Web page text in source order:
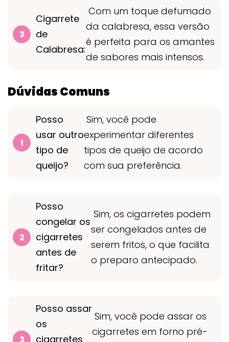
Cigarrete
de
Calabresa:
Com um toque defumado
da calabresa, essa versão
é perfeita para os amantes
de sabores mais intensos.
Dúvidas Comuns
Posso
usar outro
tipo de
queijo?
Sim, você pode
experimentar diferentes
tipos de queijo de acordo
com sua preferência.
Posso
congelar os
cigarretes
antes de
fritar?
Sim, os cigarretes podem
ser congelados antes de
serem fritos, o que facilita
o preparo antecipado.
Posso assar
os
cigarretes
Sim, você pode assar os
cigarretes em forno pré-